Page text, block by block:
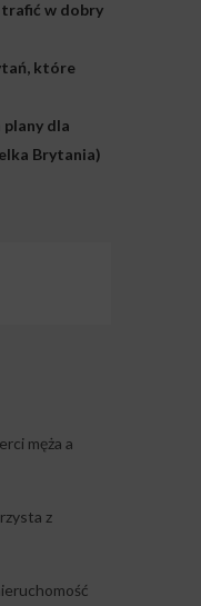
w dobry
które
dla
Brytania)
męża a
z